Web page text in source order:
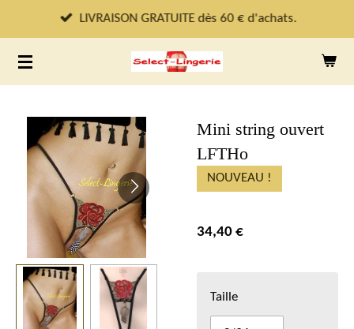
au
contenu
principal
LIVRAISON GRATUITE dès 60 € d'achats.
Mini string ouvert
LFTHo
NOUVEAU !
34,40 €
Taille